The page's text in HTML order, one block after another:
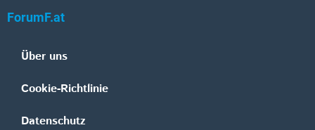
ForumF.at
Über uns
Cookie-Richtlinie
Datenschutz